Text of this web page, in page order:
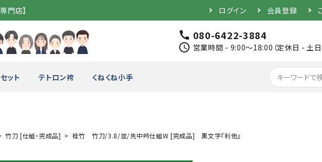
門店】 ログイン 会員登録
call 080-6422-3884
schedule 営業時間 - 9:00～18:00（定休日 - 土日
ット テトロン袴 くねくね小手
竹刀 [仕組・完成品] 桂竹 竹刀/3.8/並/先中吟仕組W [完成品] 黒文字『利他』